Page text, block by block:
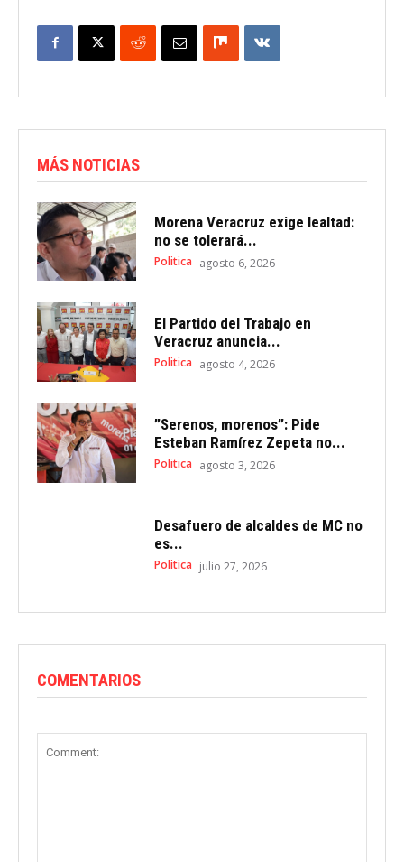
MÁS NOTICIAS
Morena Veracruz exige lealtad:
no se tolerará...
Politica agosto 6, 2026
El Partido del Trabajo en
Veracruz anuncia...
Politica agosto 4, 2026
”Serenos, morenos”: Pide
Esteban Ramírez Zepeta no...
Politica agosto 3, 2026
Desafuero de alcaldes de MC no
es...
Politica julio 27, 2026
COMENTARIOS